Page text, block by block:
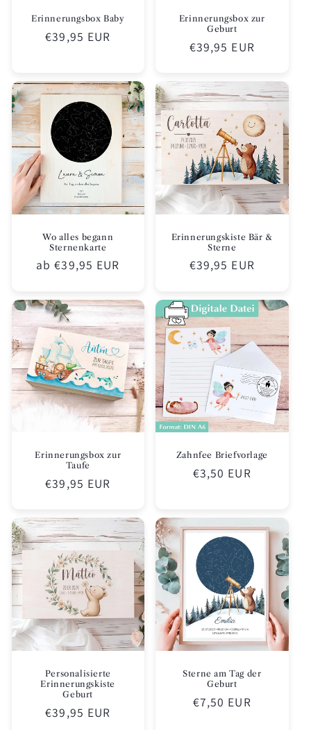
Erinnerungsbox Baby
Normaler
€39,95 EUR
Erinnerungsbox zur
Geburt
Normaler
€39,95 EUR
Wo alles begann
Sternenkarte
Normaler
ab €39,95 EUR
Erinnerungskiste Bär &
Sterne
Normaler
€39,95 EUR
Erinnerungsbox zur
Taufe
Normaler
€39,95 EUR
Zahnfee Briefvorlage
Normaler
€3,50 EUR
Personalisierte
Erinnerungskiste
Geburt
Normaler
€39,95 EUR
Sterne am Tag der
Geburt
Normaler
€7,50 EUR